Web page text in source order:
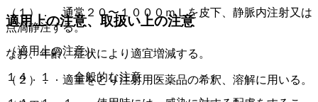
適用上の注意、取扱い上の注意
（適用上の注意）
１４．１． 全般的な注意
（１）． 通常２０〜１０００ｍＬを皮下、静脈内注射又は
点滴静注する。
なお、年齢、症状により適宜増減する。
（２）． 適量をとり注射用医薬品の希釈、溶解に用いる。